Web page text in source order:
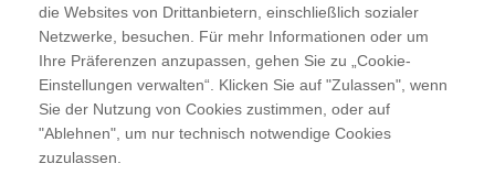
die Websites von Drittanbietern, einschließlich sozialer
Netzwerke, besuchen. Für mehr Informationen oder um
Ihre Präferenzen anzupassen, gehen Sie zu „Cookie-
Einstellungen verwalten“. Klicken Sie auf "Zulassen", wenn
Sie der Nutzung von Cookies zustimmen, oder auf
"Ablehnen", um nur technisch notwendige Cookies
zuzulassen.